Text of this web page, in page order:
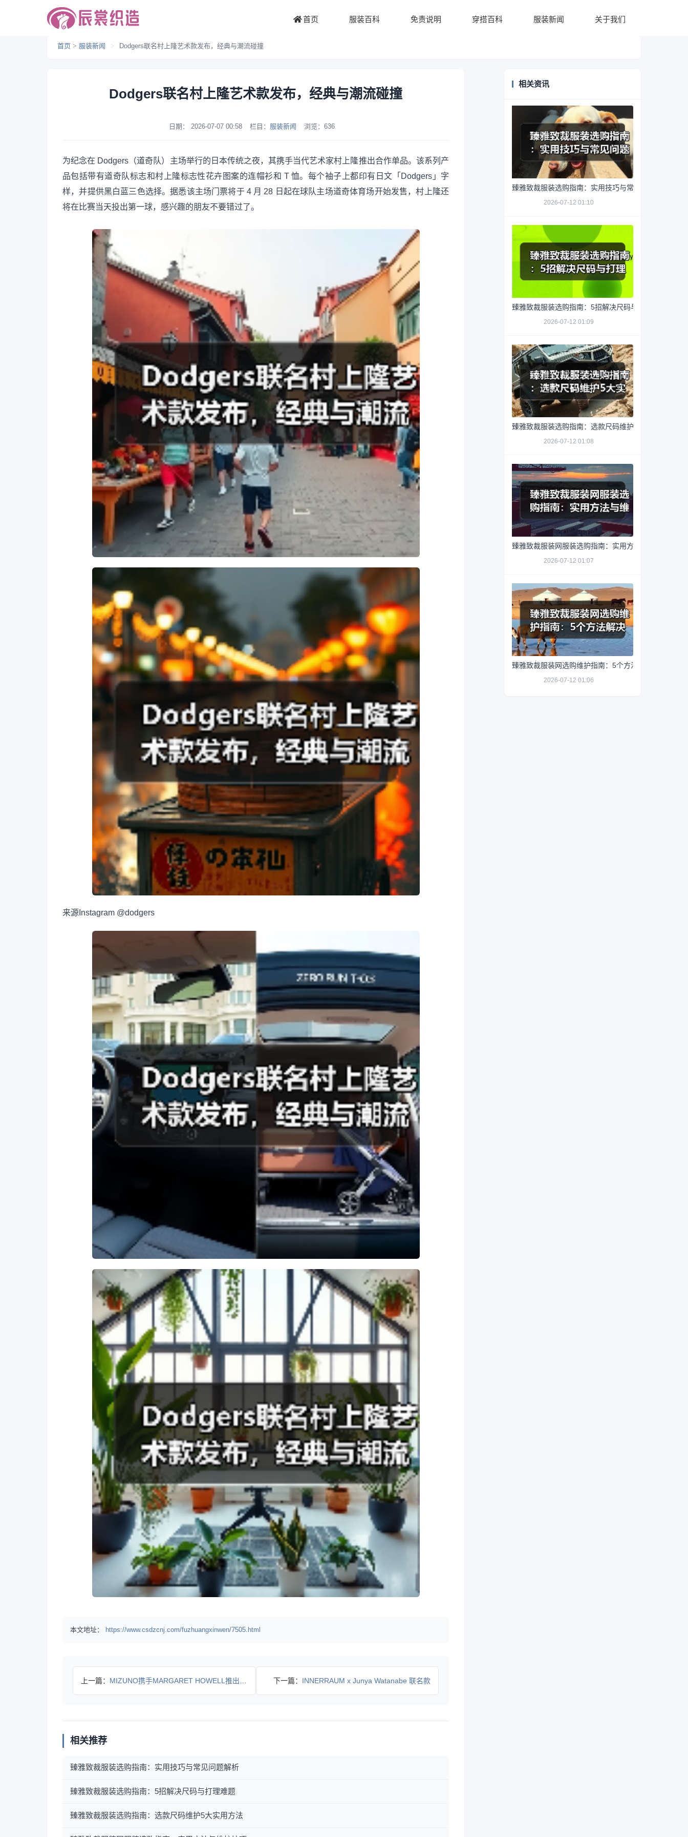
首页 服装百科 免责说明 穿搭百科 服装新闻 关于我们
首页 > 服装新闻 > Dodgers联名村上隆艺术款发布，经典与潮流碰撞
Dodgers联名村上隆艺术款发布，经典与潮流碰撞
日期： 2026-07-07 00:58 栏目： 服装新闻 浏览： 636
为纪念在 Dodgers（道奇队）主场举行的日本传统之夜，其携手当代艺术家村上隆推出合作单品。该系列产
品包括带有道奇队标志和村上隆标志性花卉图案的连帽衫和 T 恤。每个袖子上都印有日文「Dodgers」字
样，并提供黑白蓝三色选择。据悉该主场门票将于 4 月 28 日起在球队主场道奇体育场开始发售，村上隆还
将在比赛当天投出第一球，感兴趣的朋友不要错过了。
来源 Instagram @dodgers
本文地址： https://www.csdzcnj.com/fuzhuangxinwen/7505.html
上一篇： MIZUNO携手MARGARET HOWELL推出极简主义联 下一篇： INNERRAUM x Junya Watanabe 联名款
相关推荐
臻雅致裁服装选购指南：实用技巧与常见问题解析
臻雅致裁服装选购指南：5招解决尺码与打理难题
臻雅致裁服装选购指南：选款尺码维护5大实用方法
相关资讯
臻雅致裁服装选购指南：实用技巧与常见问题解析
2026-07-12 01:10
臻雅致裁服装选购指南：5招解决尺码与打理难题
2026-07-12 01:09
臻雅致裁服装选购指南：选款尺码维护5大实用方法
2026-07-12 01:08
臻雅致裁服装网服装选购指南：实用方法与维护技巧
2026-07-12 01:07
臻雅致裁服装网选购维护指南：5个方法解决网购踩坑
2026-07-12 01:06